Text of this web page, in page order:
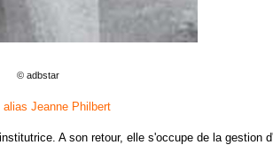
© adbstar
alias Jeanne Philbert
A son retour, elle s'occupe de la gestion